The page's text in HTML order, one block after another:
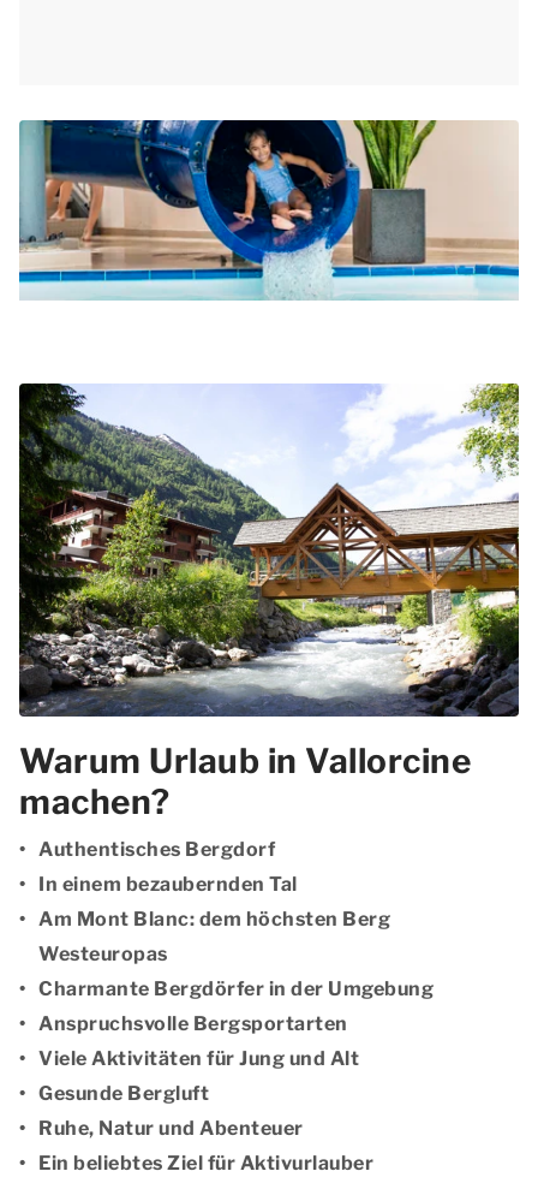
Warum Urlaub in Vallorcine
machen?
Authentisches Bergdorf
In einem bezaubernden Tal
Am Mont Blanc: dem höchsten Berg
Westeuropas
Charmante Bergdörfer in der Umgebung
Anspruchsvolle Bergsportarten
Viele Aktivitäten für Jung und Alt
Gesunde Bergluft
Ruhe, Natur und Abenteuer
Ein beliebtes Ziel für Aktivurlauber